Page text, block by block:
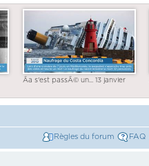
Ãa s'est passÃ© un... 13 janvier
Règles du forum FAQ